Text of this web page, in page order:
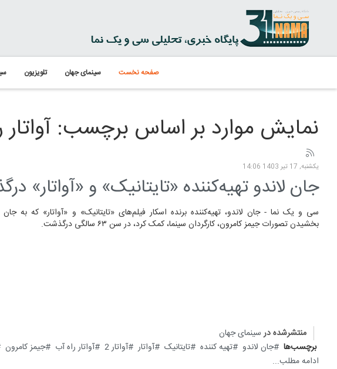
صفحه نخست سینمای جهان تلویزیون
نمایش موارد بر اساس برچسب: آواتار
یکشنبه, 17 تیر 1403 14:06
جان لاندو تهیه‌کننده «تایتانیک» و «آواتار»
سی و یک نما - جان لاندو، تهیه‌کننده برنده اسکار فیلم‌های «تایتانیک» و «آواتار» که به جان
بخشیدن تصورات جیمز کامرون، کارگردان سینما، کمک کرد، در سن ۶۳ سالگی درگذشت.
منتشرشده در سینمای جهان
برچسب‌ها
جان لاندو تهیه کننده تایتانیک آواتار آواتار 2 آواتار راه آب جیمز کامرون
ادامه مطلب...